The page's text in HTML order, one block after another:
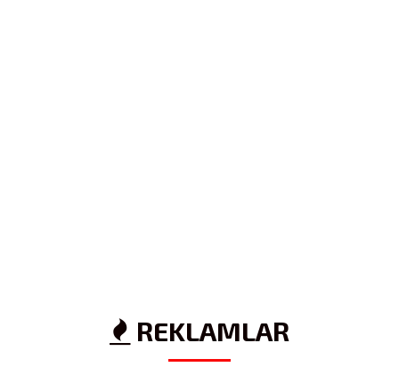
REKLAMLAR